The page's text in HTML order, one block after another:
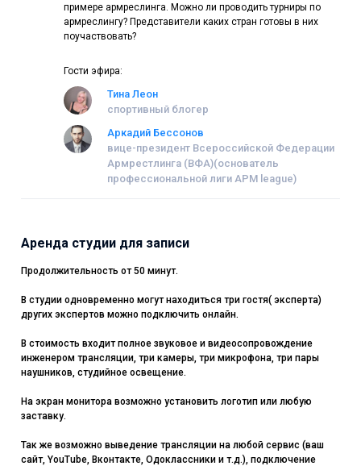
примере армреслинга. Можно ли проводить турниры по
армреслингу? Представители каких стран готовы в них
поучаствовать?
Гости эфира:
Тина Леон
спортивный блогер
Аркадий Бессонов
вице-президент Всероссийской Федерации
Армрестлинга (ВФА)(основатель
профессиональной лиги APM league)
Аренда студии для записи
Продолжительность от 50 минут.
В студии одновременно могут находиться три гостя( эксперта)
других экспертов можно подключить онлайн.
В стоимость входит полное звуковое и видеосопровождение
инженером трансляции, три камеры, три микрофона, три пары
наушников, студийное освещение.
На экран монитора возможно установить логотип или любую
заставку.
Так же возможно выведение трансляции на любой сервис (ваш
сайт, YouTube, Вконтакте, Одоклассники и т.д.), подключение